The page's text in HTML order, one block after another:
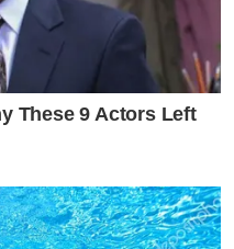
These 9 Actors Left